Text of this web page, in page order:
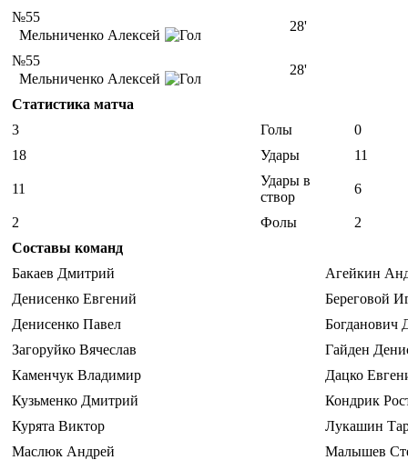
№55
Мельниченко Алексей
28'
№55
Мельниченко Алексей
28'
Статистика матча
3
Голы
0
18
Удары 11
11
Удары в
створ
6
2 Фолы
2
Составы команд
Бакаев Дмитрий
Агейкин
Денисенко Евгений
Береговой
Денисенко Павел
Богданович
Загоруйко Вячеслав
Гайден
Каменчук Владимир
Дацко
Кузьменко Дмитрий
Кондрик
Курята Виктор
Лукашин
Маслюк Андрей
Малышев